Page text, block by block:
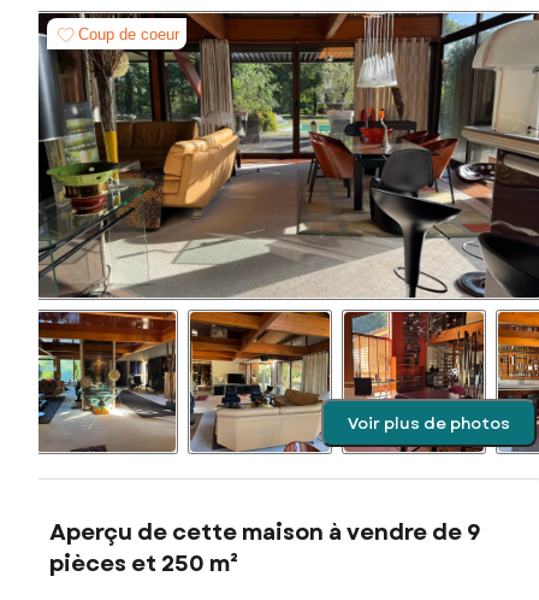
Coup de coeur
Voir plus de photos
Aperçu de cette maison à vendre de 9
pièces et 250 m²